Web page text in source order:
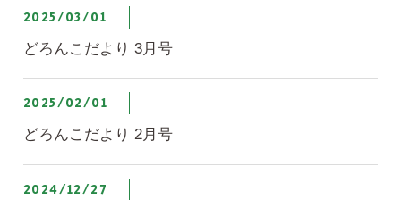
2025/03/01
どろんこだより 3月号
2025/02/01
どろんこだより 2月号
2024/12/27